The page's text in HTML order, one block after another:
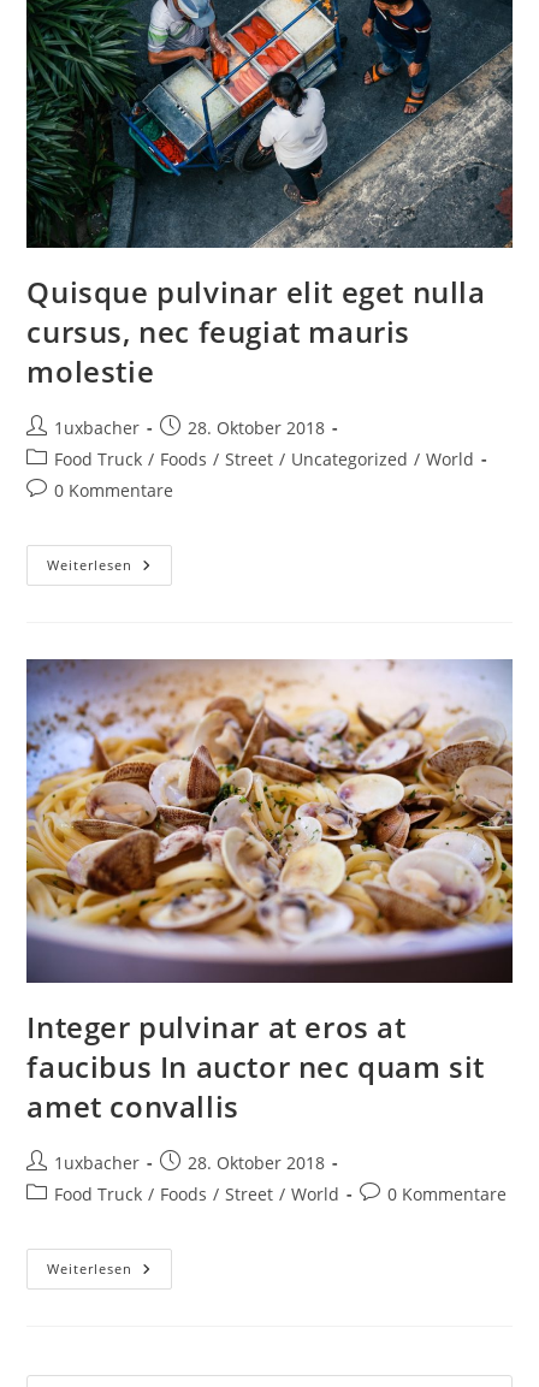
Quisque pulvinar elit eget nulla
cursus, nec feugiat mauris
molestie
1uxbacher
28. Oktober 2018
Food Truck / Foods / Street / Uncategorized / World
0 Kommentare
Weiterlesen
Integer pulvinar at eros at
faucibus In auctor nec quam sit
amet convallis
1uxbacher
28. Oktober 2018
Food Truck / Foods / Street / World 0 Kommentare
Weiterlesen